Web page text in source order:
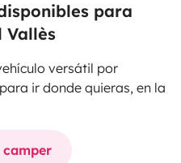
para
versátil por
ir donde quieras, en la